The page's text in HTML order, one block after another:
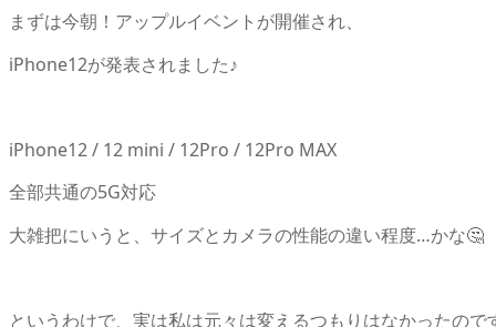
まずは今朝！アップルイベントが開催され、
iPhone12が発表されました♪
iPhone12 / 12 mini / 12Pro / 12Pro MAX
全部共通の5G対応
大雑把にいうと、サイズとカメラの性能の違い程度…かな🤔
というわけで、実は私は元々は変えるつもりはなかったので